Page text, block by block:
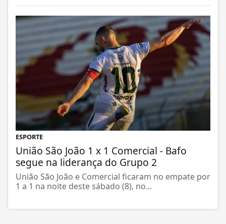
ESPORTE
União São João 1 x 1 Comercial - Bafo
segue na liderança do Grupo 2
União São João e Comercial ficaram no empate por
1 a 1 na noite deste sábado (8), no...